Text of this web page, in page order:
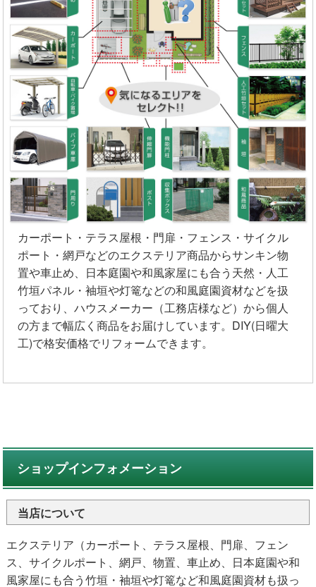
カーポート・テラス屋根・門扉・フェンス・サイクル
ポート・網戸などのエクステリア商品からサンキン物
置や車止め、日本庭園や和風家屋にも合う天然・人工
竹垣パネル・袖垣や灯篭などの和風庭園資材などを扱
っており、ハウスメーカー（工務店様など）から個人
の方まで幅広く商品をお届けしています。DIY(日曜大
工)で格安価格でリフォームできます。
ショップインフォメーション
当店について
エクステリア（カーポート、テラス屋根、門扉、フェン
ス、サイクルポート、網戸、物置、車止め、日本庭園や和
風家屋にも合う竹垣・袖垣や灯篭など和風庭園資材も扱っ